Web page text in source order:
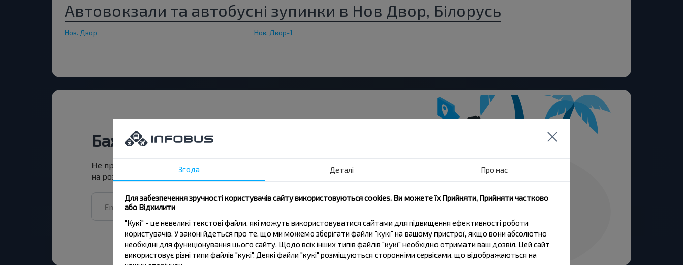
Автовокзали та автобусні зупинки в Нов Двор, Білорусь
Нов. Двор Нов. Двор-1
Бажаєте подорожувати дешевше?
Не пропусти акції, знижки та спеціальні пропозиції, INFOBUS. Підпишись
на розсилку та подорожуй з нами дешевше!
Згода Деталі Про нас
Для забезпечення зручності користувачів сайту використовуються cookies. Ви можете їх Прийняти, Прийняти частково
або Відхилити
"Кукі" - це невеликі текстові файли, які можуть використовуватися сайтами для підвищення ефективності роботи
користувачів. У законі йдеться про те, що ми можемо зберігати файли "кукі" на вашому пристрої, якщо вони абсолютно
необхідні для функціонування цього сайту. Щодо всіх інших типів файлів "кукі" необхідно отримати ваш дозвіл. Цей сайт
використовує різні типи файлів "кукі". Деякі файли "кукі" розміщуються сторонніми сервісами, що відображаються на